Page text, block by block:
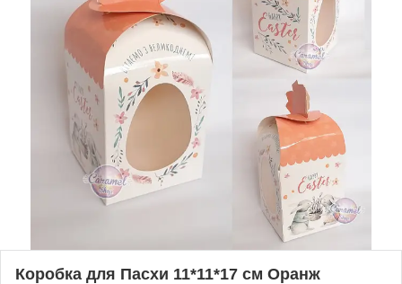
Коробка для Пасхи 11*11*17 см Оранж